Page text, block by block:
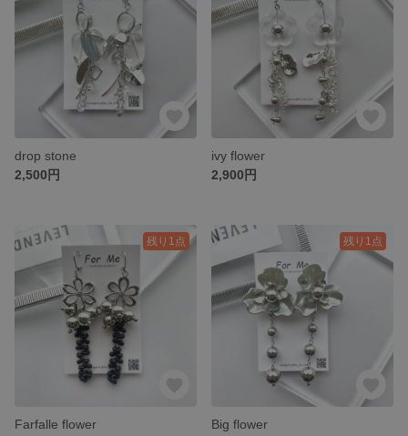
drop stone
2,500円
ivy flower
2,900円
残り1点
Farfalle flower
残り1点
Big flower